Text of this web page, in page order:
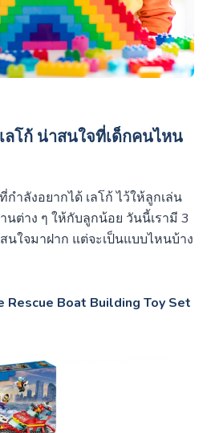
ลโก้ น่าสนใจที่เด็กคนไหน
ลังอยากได้ เลโก้ ไว้ให้ลูกเล่น
นต่าง ๆ ให้กับลูกน้อย วันนี้เรามี 3
นใจมาฝาก แต่จะเป็นแบบไหนบ้าง
Rescue Boat Building Toy Set